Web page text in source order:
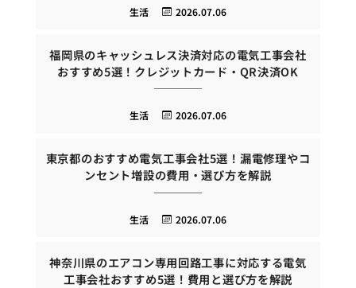
2026.07.06
生活
福岡県のキャッシュレス決済対応の電気工事会社
おすすめ5選！クレジットカード・QR決済OK
2026.07.06
生活
東京都のおすすめ電気工事会社5選！漏電修理やコ
ンセント増設の費用・選び方を解説
2026.07.06
生活
神奈川県のエアコン専用回路工事に対応する電気
工事会社おすすめ5選！費用と選び方を解説